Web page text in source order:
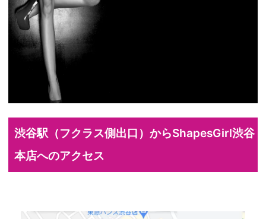
渋谷駅（フクラス側出口）からShapesGirl渋谷
本店へのアクセス